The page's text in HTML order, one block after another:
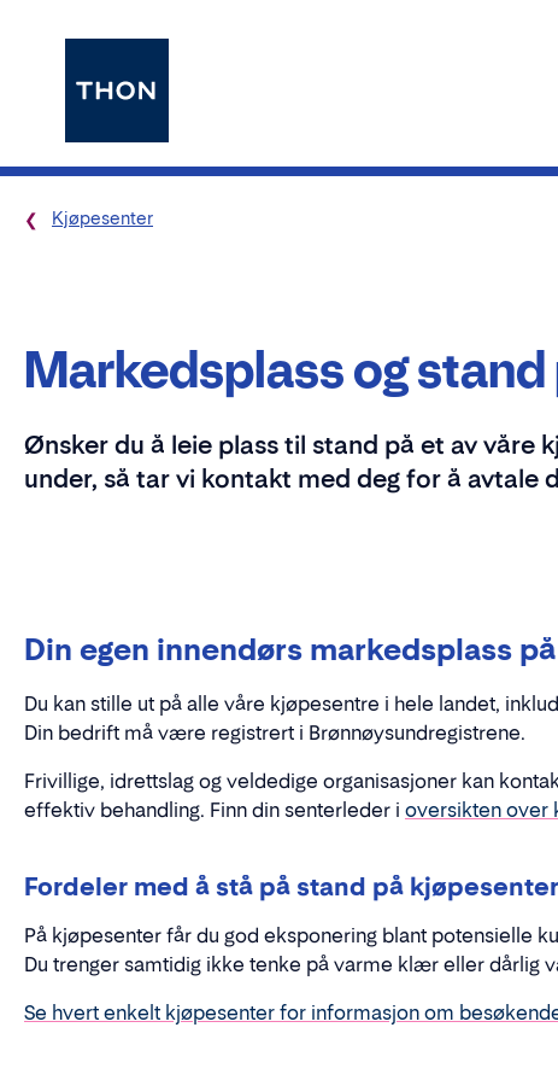
Kjøpesenter
Markedsplass og
Ønsker du å leie plass til stand på et av våre
under, så tar vi kontakt med deg for å avtale
Din egen innendørs markedsplass
Du kan stille ut på alle våre kjøpesentre i hele landet,
Din bedrift må være registrert i Brønnøysundregistrene.
Frivillige, idrettslag og veldedige organisasjoner kan
effektiv behandling. Finn din senterleder i oversikten over
Fordeler med å stå på stand på kjøpesenter
På kjøpesenter får du god eksponering blant potensielle
Du trenger samtidig ikke tenke på varme klær eller dårlig
Se hvert enkelt kjøpesenter for informasjon om